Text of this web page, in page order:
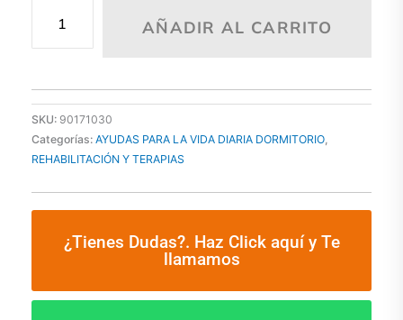
FRIO/CALOR
AROMATICA
AÑADIR AL CARRITO
SKU: 90171030
Categorías: AYUDAS PARA LA VIDA DIARIA DORMITORIO,
REHABILITACIÓN Y TERAPIAS
¿Tienes Dudas?. Haz Click aquí y Te
llamamos